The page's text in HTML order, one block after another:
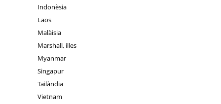
Indonèsia
Laos
Malàisia
Marshall, illes
Myanmar
Singapur
Tailàndia
Vietnam